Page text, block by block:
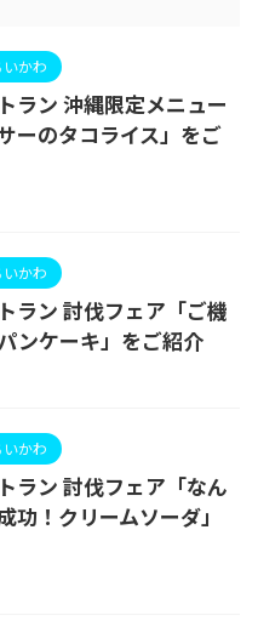
かわ
ラン 沖縄限定メニュー
ーのタコライス」をご
かわ
ラン 討伐フェア「ご機
ンケーキ」をご紹介
かわ
ラン 討伐フェア「なん
功！クリームソーダ」